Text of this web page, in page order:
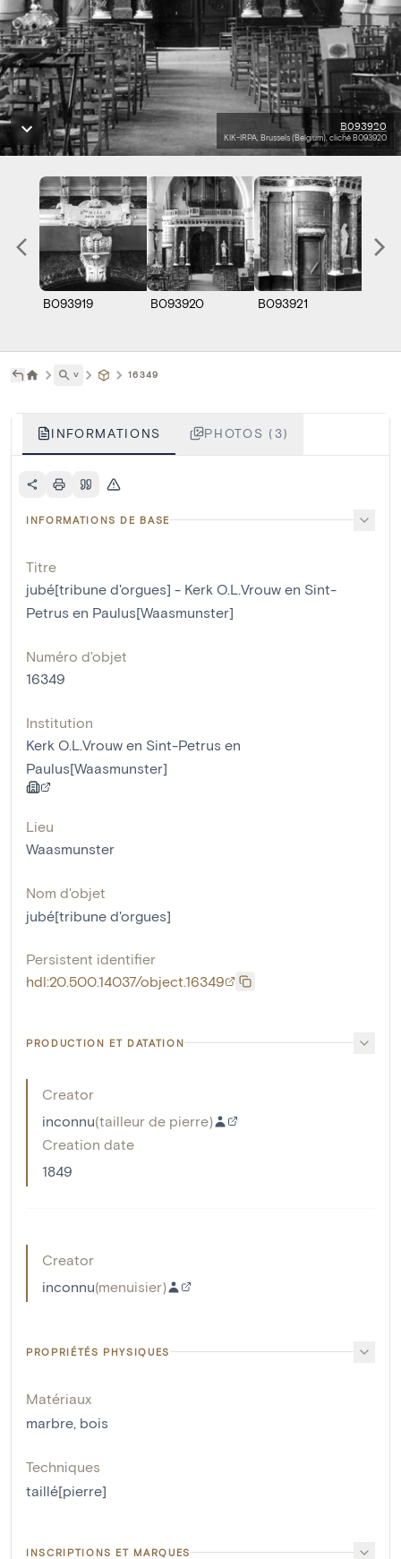
B093920
KIK-IRPA, Brussels (Belgium), cliché B093920
B093919 B093920 B093921
˅ 16349
INFORMATIONS PHOTOS (3)
INFORMATIONS DE BASE
Titre
jubé[tribune d'orgues] - Kerk O.L.Vrouw en Sint-
Petrus en Paulus[Waasmunster]
Numéro d'objet
16349
Institution
Kerk O.L.Vrouw en Sint-Petrus en
Paulus[Waasmunster]
Lieu
Waasmunster
Nom d'objet
jubé[tribune d'orgues]
Persistent identifier
hdl:20.500.14037/object.16349
PRODUCTION ET DATATION
Creator
inconnu(tailleur de pierre)
Creation date
1849
Creator
inconnu(menuisier)
PROPRIÉTÉS PHYSIQUES
Matériaux
marbre bois
Techniques
taillé[pierre]
INSCRIPTIONS ET MARQUES